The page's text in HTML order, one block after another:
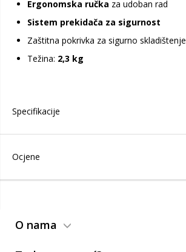
Ergonomska ručka za udoban rad
Sistem prekidača za sigurnost
Zaštitna pokrivka za sigurno skladištenje
Težina: 2,3 kg
Specifikacije
Ocjene
O nama